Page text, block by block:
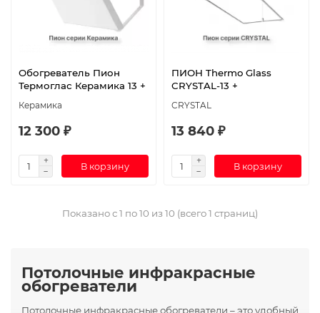
Обогреватель Пион
Термоглас Керамика 13 +
Керамика
12 300 ₽
В корзину
ПИОН Thermo Glass
CRYSTAL-13 +
CRYSTAL
13 840 ₽
В корзину
Показано с 1 по 10 из 10 (всего 1 страниц)
Потолочные инфракрасные
обогреватели
Потолочные инфракрасные обогреватели – это удобный